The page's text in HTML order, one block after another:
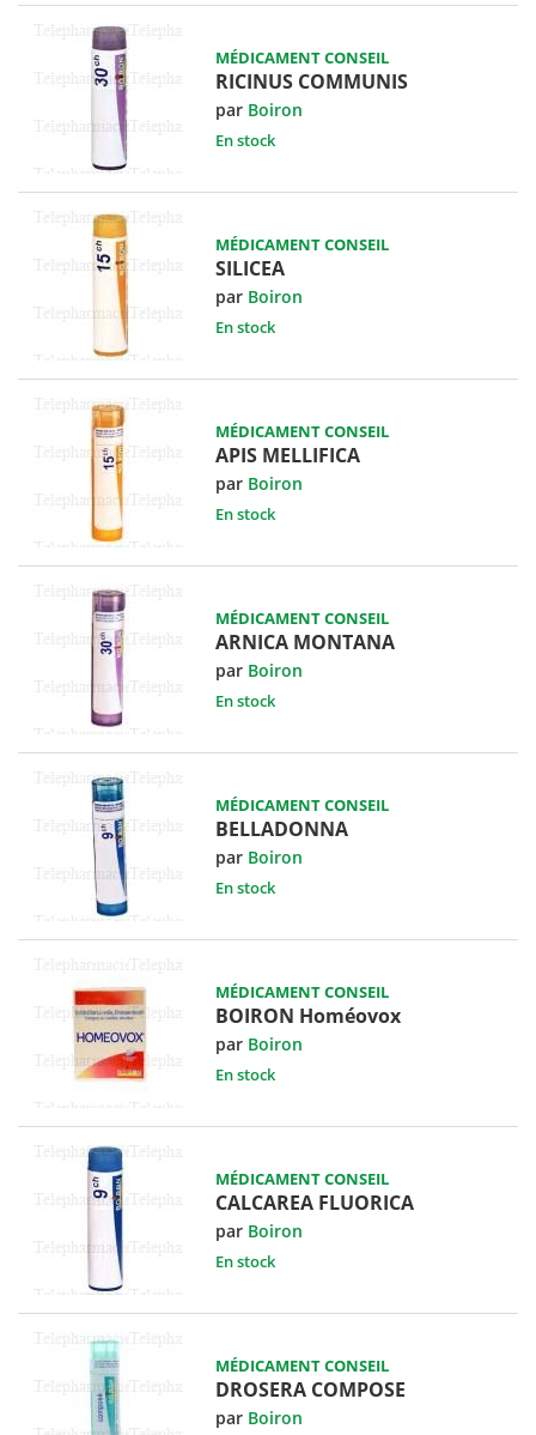
MÉDICAMENT CONSEIL
RICINUS COMMUNIS
par Boiron
En stock
MÉDICAMENT CONSEIL
SILICEA
par Boiron
En stock
MÉDICAMENT CONSEIL
APIS MELLIFICA
par Boiron
En stock
MÉDICAMENT CONSEIL
ARNICA MONTANA
par Boiron
En stock
MÉDICAMENT CONSEIL
BELLADONNA
par Boiron
En stock
MÉDICAMENT CONSEIL
BOIRON Homéovox
par Boiron
En stock
MÉDICAMENT CONSEIL
CALCAREA FLUORICA
par Boiron
En stock
MÉDICAMENT CONSEIL
DROSERA COMPOSE
par Boiron